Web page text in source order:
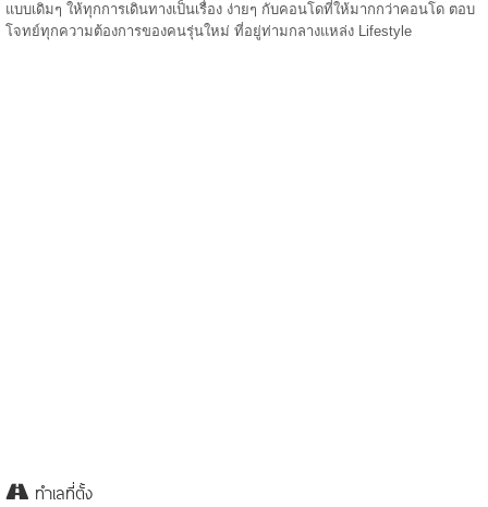
แบบเดิมๆ ให้ทุกการเดินทางเป็นเรื่อง ง่ายๆ กับคอนโดที่ให้มากกว่าคอนโด ตอบ
โจทย์ทุกความต้องการของคนรุ่นใหม่ ที่อยู่ท่ามกลางแหล่ง Lifestyle
ทำเลที่ตั้ง